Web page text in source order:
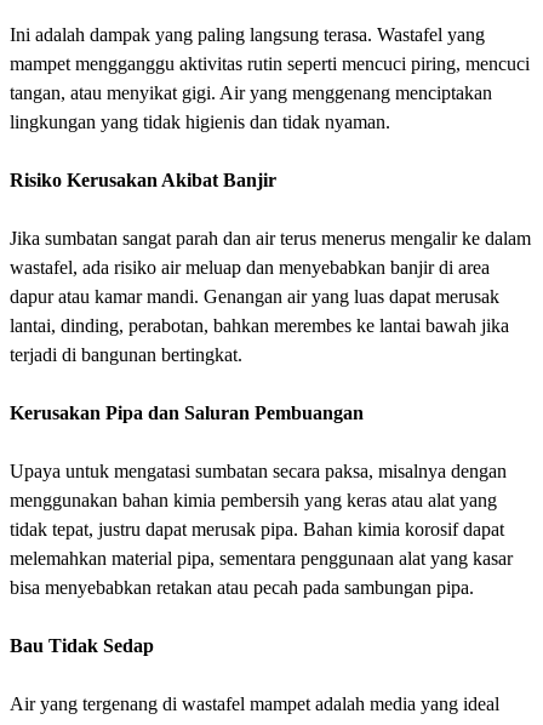
Ini adalah dampak yang paling langsung terasa. Wastafel yang
mampet mengganggu aktivitas rutin seperti mencuci piring, mencuci
tangan, atau menyikat gigi. Air yang menggenang menciptakan
lingkungan yang tidak higienis dan tidak nyaman.
Risiko Kerusakan Akibat Banjir
Jika sumbatan sangat parah dan air terus menerus mengalir ke dalam
wastafel, ada risiko air meluap dan menyebabkan banjir di area
dapur atau kamar mandi. Genangan air yang luas dapat merusak
lantai, dinding, perabotan, bahkan merembes ke lantai bawah jika
terjadi di bangunan bertingkat.
Kerusakan Pipa dan Saluran Pembuangan
Upaya untuk mengatasi sumbatan secara paksa, misalnya dengan
menggunakan bahan kimia pembersih yang keras atau alat yang
tidak tepat, justru dapat merusak pipa. Bahan kimia korosif dapat
melemahkan material pipa, sementara penggunaan alat yang kasar
bisa menyebabkan retakan atau pecah pada sambungan pipa.
Bau Tidak Sedap
Air yang tergenang di wastafel mampet adalah media yang ideal